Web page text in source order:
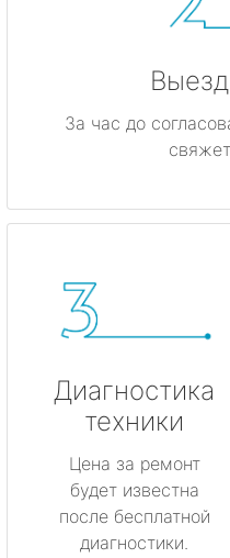
За час до
Диагностика
техники
Цена за ремонт
будет известна
после бесплатной
диагностики.